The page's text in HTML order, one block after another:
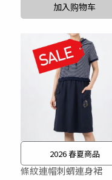
加入购物车
2026 春夏商品
條紋連帽刺蝟連身裙